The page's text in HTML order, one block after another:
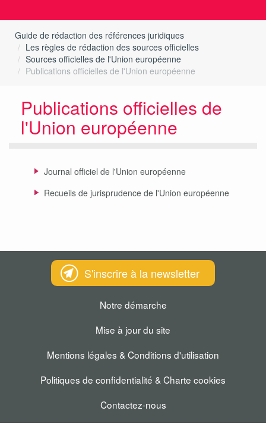
Guide de rédaction des références juridiques
Les règles de rédaction des sources officielles
Sources officielles de l'Union européenne
Publications officielles de l'Union européenne
Publications officielles de
l'Union européenne
Journal officiel de l'Union européenne
Recueils de jurisprudence de l'Union européenne
S'inscrire à la newsletter
Notre démarche
Mise à jour du site
Mentions légales & Conditions d'utilisation
Politiques de confidentialité & Charte cookies
Contactez-nous